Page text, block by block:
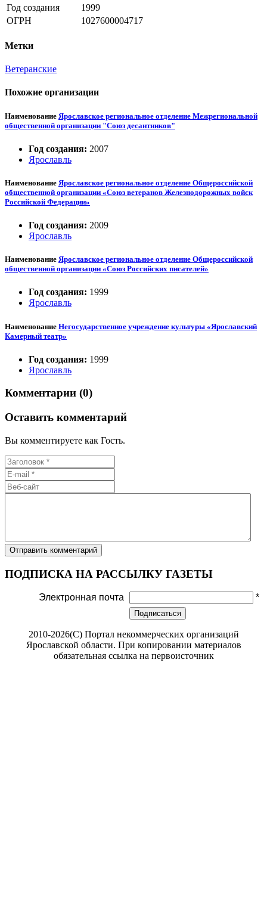
Год создания
1999
ОГРН
1027600004717
Метки
Ветеранские
Похожие организации
Наименование Ярославское региональное отделение Межрегиональной
общественной организации "Союз десантников"
Год создания: 2007
Ярославль
Наименование Ярославское региональное отделение Общероссийской
общественной организации «Союз ветеранов Железнодорожных войск
Российской Федерации»
Год создания: 2009
Ярославль
Наименование Ярославское региональное отделение Общероссийской
общественной организации «Союз Российских писателей»
Год создания: 1999
Ярославль
Наименование Негосударственное учреждение культуры «Ярославский
Камерный театр»
Год создания: 1999
Ярославль
Комментарии (0)
Оставить комментарий
Вы комментируете как Гость.
ПОДПИСКА НА РАССЫЛКУ ГАЗЕТЫ
Электронная почта *
Подписаться
2010-2026(С) Портал некоммерческих организаций
Ярославской области. При копировании материалов
обязательная ссылка на первоисточник